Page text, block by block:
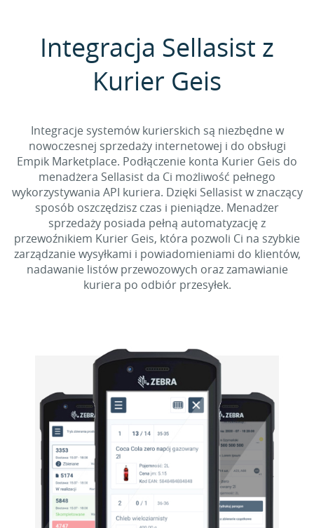
Integracja Sellasist z
Kurier Geis
Integracje systemów kurierskich są niezbędne w
nowoczesnej sprzedaży internetowej i do obsługi
Empik Marketplace. Podłączenie konta Kurier Geis do
menadżera Sellasist da Ci możliwość pełnego
wykorzystywania API kuriera. Dzięki Sellasist w znaczący
sposób oszczędzisz czas i pieniądze. Menadżer
sprzedaży posiada pełną automatyzację z
przewoźnikiem Kurier Geis, która pozwoli Ci na szybkie
zarządzanie wysyłkami i powiadomieniami do klientów,
nadawanie listów przewozowych oraz zamawianie
kuriera po odbiór przesyłek.